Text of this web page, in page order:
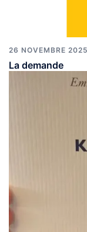
26 NOVEMBRE 2025
La demande